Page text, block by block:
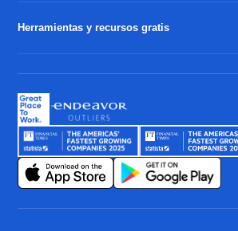
Herramientas y recursos gratis